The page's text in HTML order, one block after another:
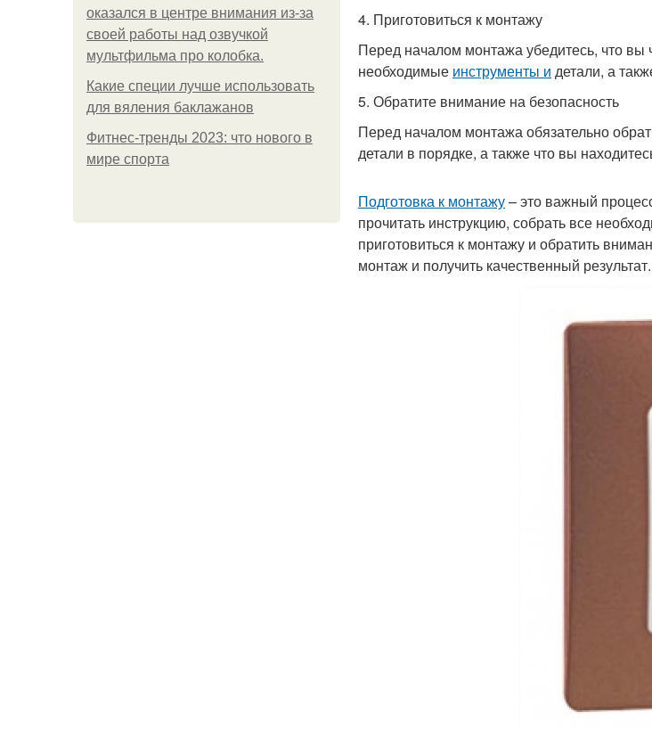
оказался в центре внимания из-за
своей работы над озвучкой
мультфильма про колобка.
Какие специи лучше использовать
для вяления баклажанов
Фитнес-тренды 2023: что нового в
мире спорта
4. Приготовиться к монтажу
Перед началом монтажа убедитесь, что вы
необходимые инструменты и детали, а
5. Обратите внимание на безопасность
Перед началом монтажа обязательно
детали в порядке, а также что вы
Подготовка к монтажу– это важный
прочитать инструкцию, собрать все
приготовиться к монтажу и обратить
монтаж и получить качественный результат.